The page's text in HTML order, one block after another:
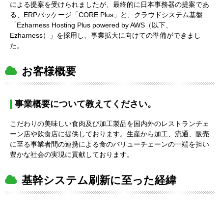
による提案を受けられましたが、最終的に日本事務器の提案であ
る、ERPパッケージ「CORE Plus」と、クラウドシステム基盤
「Ezharness Hosting Plus powered by AWS（以下、
Ezharness）」を採用し、事業拡大に向けての準備ができまし
た。
お客様概要
事業概要について教えてください。
こだわりの美味しい食肉及び加工製品を国内外のレストランチェ
ーン店や飲食店に提供しております。生産から加工、流通、販売
に至る事業者間の連携による食のバリューチェーンの一端を担い
豊かな社会の実現に貢献しております。
基幹システム刷新に至った経緯